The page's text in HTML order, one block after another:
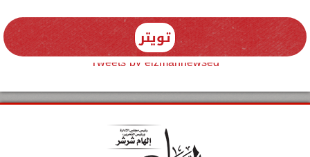
تويتر
Tweets by elzmannewseg